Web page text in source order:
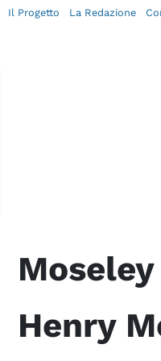
Il Progetto La Redazione
Henry